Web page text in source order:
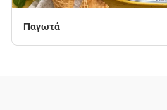
Παγωτά